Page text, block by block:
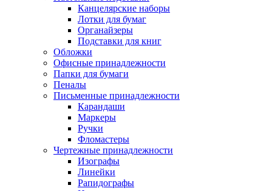
Канцелярские наборы
Лотки для бумаг
Органайзеры
Подставки для книг
Обложки
Офисные принадлежности
Папки для бумаги
Пеналы
Письменные принадлежности
Карандаши
Маркеры
Ручки
Фломастеры
Чертежные принадлежности
Изографы
Линейки
Рапидографы